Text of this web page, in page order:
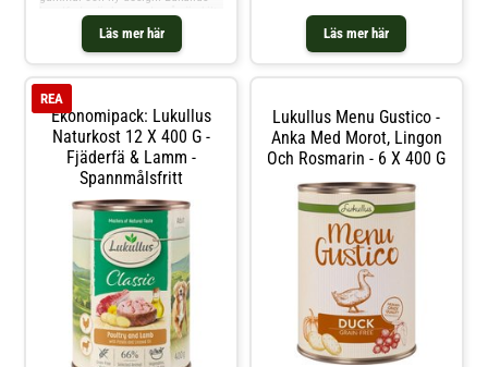
Läs mer här
rikhaltiga recept. Kombinationen
av animaliska proteiner,
växtbaserade ingredienser och
din hund får alla näri
Läs mer här
viktiga näringsämnen till stor del
bevaras. För nat
Ekonomipack: Lukullus
Naturkost 12 X 400 G -
Fjäderfä & Lamm -
Spannmålsfritt
REA
Lukullus Menu Gustico -
Anka Med Morot, Lingon
Och Rosmarin - 6 X 400 G